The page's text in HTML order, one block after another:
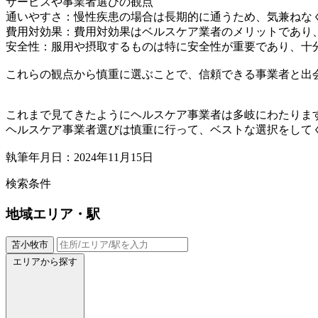
通いやすさ：慢性疾患の場合は長期的に通うため、気兼ね
費用対効果：費用対効果はベルスケア業者のメリットであ
安全性：服用や摂取するものは特に安全性が重要であり、
これらの観点から慎重に選ぶことで、信頼できる事業者と出
これまで見てきたようにヘルスケア事業者は多岐にわたり
ヘルスケア事業者選びは慎重に行って、ベストな選択をして
執筆年月日：2024年11月15日
検索条件
地域エリア・駅
苫小牧市
エリアから探す